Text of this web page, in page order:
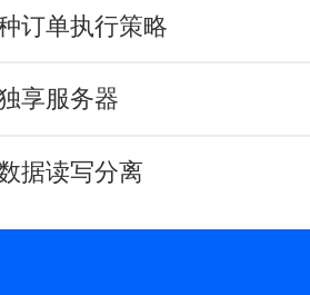
订单执行策略
享服务器
据读写分离